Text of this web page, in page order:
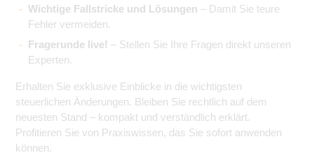
Wichtige Fallstricke und Lösungen – Damit Sie teure
Fehler vermeiden.
Fragerunde live! – Stellen Sie Ihre Fragen direkt unseren
Experten.
Erhalten Sie exklusive Einblicke in die wichtigsten
steuerlichen Änderungen. Bleiben Sie rechtlich auf dem
neuesten Stand – kompakt und verständlich erklärt.
Profitieren Sie von Praxiswissen, das Sie sofort anwenden
können.